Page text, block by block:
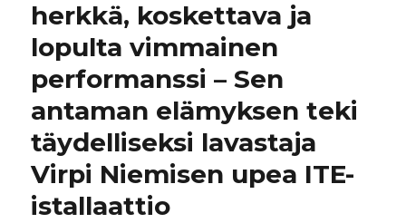
herkkä, koskettava ja
lopulta vimmainen
performanssi – Sen
antaman elämyksen teki
täydelliseksi lavastaja
Virpi Niemisen upea ITE-
istallaattio